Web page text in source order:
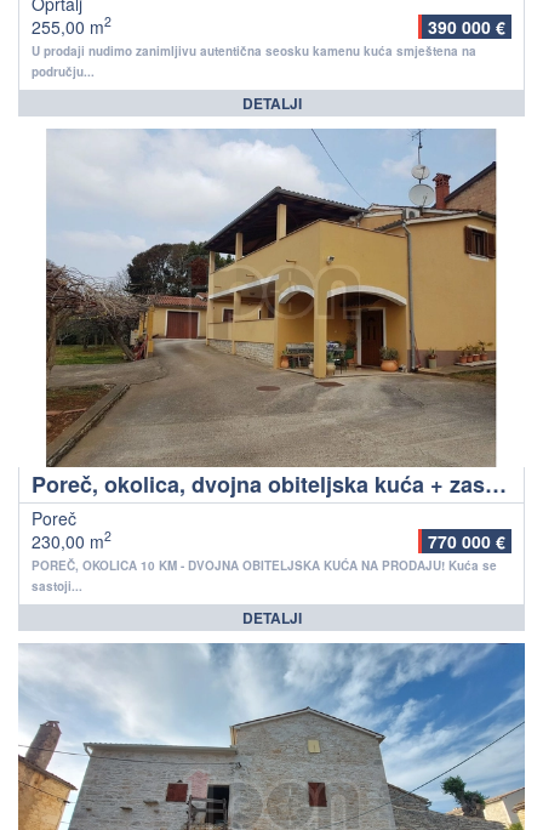
255,00 m2 390 000 €
U prodaji nudimo zanimljivu autentična seosku kamenu kuća smještena na
području...
DETALJI
Poreč, okolica, dvojna obiteljska kuća + zasebni apartman, na prodaju!
Poreč
230,00 m2 770 000 €
POREČ, OKOLICA 10 KM - DVOJNA OBITELJSKA KUĆA NA PRODAJU! Kuća se
sastoji...
DETALJI